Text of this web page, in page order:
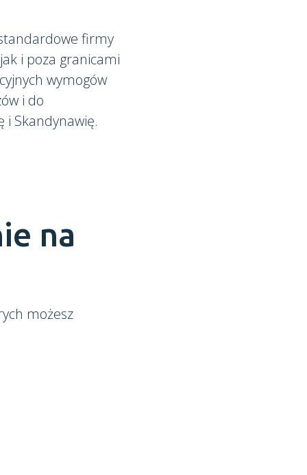
firmy
i poza granicami
wymogów
i do
i Skandynawię.
na
możesz